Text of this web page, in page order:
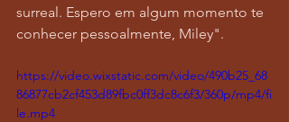
surreal. Espero em algum momento te
conhecer pessoalmente, Miley".
https://video.wixstatic.com/video/490b25_68
86877cb2cf453d89fbc0ff3dc8c6f3/360p/mp4/fi
le.mp4